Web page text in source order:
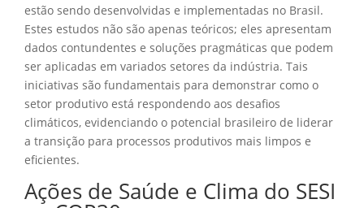
estão sendo desenvolvidas e implementadas no Brasil.
Estes estudos não são apenas teóricos; eles apresentam
dados contundentes e soluções pragmáticas que podem
ser aplicadas em variados setores da indústria. Tais
iniciativas são fundamentais para demonstrar como o
setor produtivo está respondendo aos desafios
climáticos, evidenciando o potencial brasileiro de liderar
a transição para processos produtivos mais limpos e
eficientes.
Ações de Saúde e Clima do SESI